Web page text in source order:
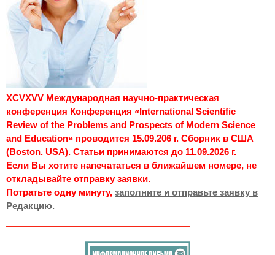
XCVXVV Международная научно-практическая
конференция Конференция «International Scientific
Review of the Problems and Prospects of Modern Science
and Education» проводится 15.09.206 г. Сборник в США
(Boston. USA). Статьи принимаются до 11.09.2026 г.
Если Вы хотите напечататься в ближайшем номере, не
откладывайте отправку заявки.
Потратьте одну минуту, заполните и отправьте заявку в
Редакцию.